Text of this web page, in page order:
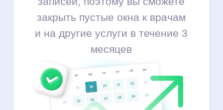
в поисковиках
Мы полностью берём на себя
продвижение на поисковиках —
ваша клиника будет
ранжироваться на первых
страницах